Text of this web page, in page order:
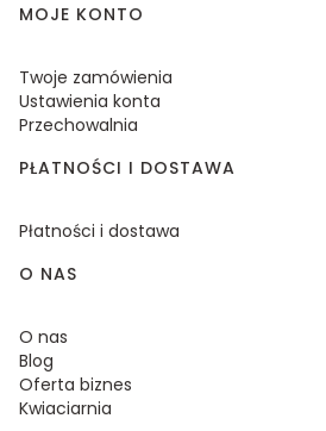
MOJE KONTO
Twoje zamówienia
Ustawienia konta
Przechowalnia
PŁATNOŚCI I DOSTAWA
Płatności i dostawa
O NAS
O nas
Blog
Oferta biznes
Kwiaciarnia